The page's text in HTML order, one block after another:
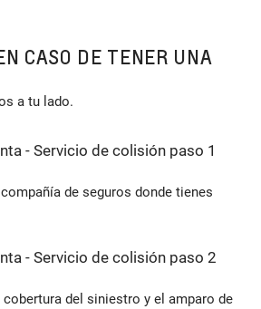
CASO DE TENER UNA
a tu lado.
de seguros donde tienes
del siniestro y el amparo de